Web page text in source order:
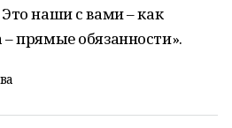
наши с вами – как
прямые обязанности».